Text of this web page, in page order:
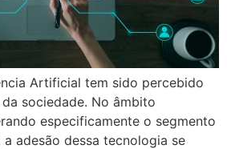
Artificial tem sido percebido
sociedade. No âmbito
especificamente o segmento
adesão dessa tecnologia se